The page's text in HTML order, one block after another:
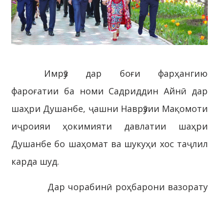
Имрӯз дар боғи фарҳангию
фароғатии ба номи Садриддин Айнӣ дар
шаҳри Душанбе, ҷашни Наврӯзии Мақомоти
иҷроияи ҳокимияти давлатии шаҳри
Душанбе бо шаҳомат ва шукуҳи хос таҷлил
карда шуд.
Дар чорабинӣ роҳбарони вазорату